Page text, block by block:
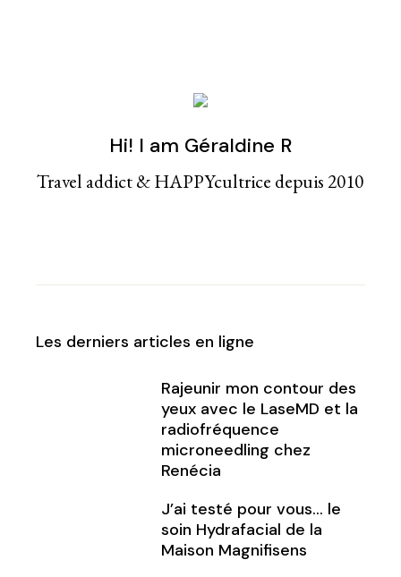
Hi! I am Géraldine R
Travel addict & HAPPYcultrice depuis 2010
Les derniers articles en ligne
Rajeunir mon contour des
yeux avec le LaseMD et la
radiofréquence
microneedling chez
Renécia
J’ai testé pour vous… le
soin Hydrafacial de la
Maison Magnifisens